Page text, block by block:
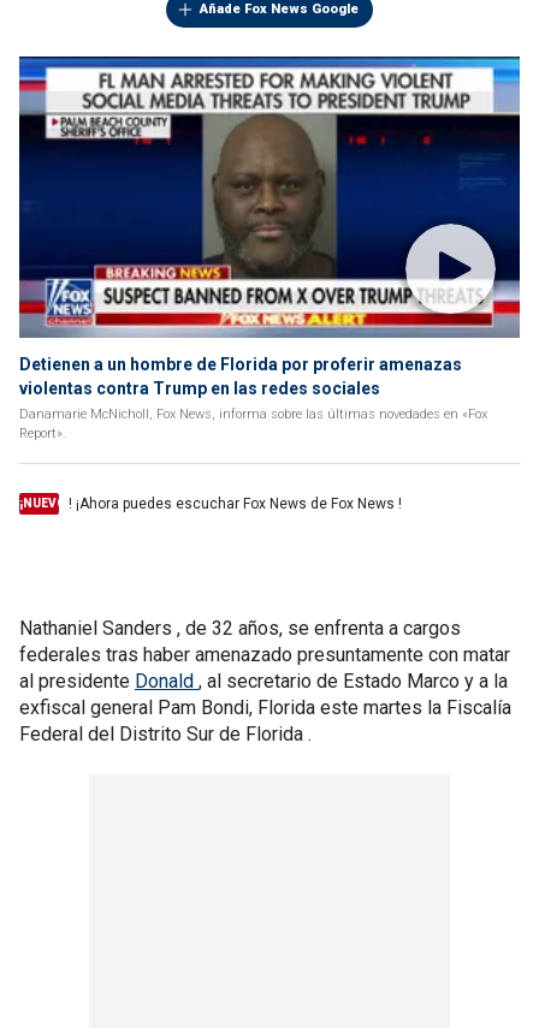
Añade Fox News Google
Detienen a un hombre de Florida por proferir amenazas
violentas contra Trump en las redes sociales
Danamarie McNicholl, Fox News, informa sobre las últimas novedades en «Fox
Report».
¡NUEVO ! ¡Ahora puedes escuchar Fox News de Fox News !
Nathaniel Sanders , de 32 años, se enfrenta a cargos
federales tras haber amenazado presuntamente con matar
al presidente Donald , al secretario de Estado Marco y a la
exfiscal general Pam Bondi, Florida este martes la Fiscalía
Federal del Distrito Sur de Florida .